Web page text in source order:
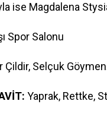
ise Magdalena
Spor Salonu
Çildir, Selçuk
Yaprak, Rettke,